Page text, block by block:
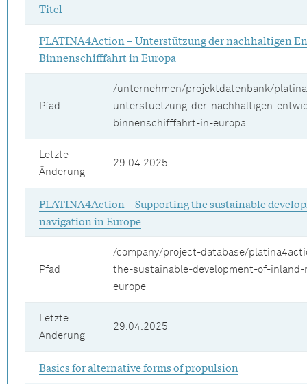
Titel
PLATINA4Action – Unterstützung der nachhaltigen
Binnenschifffahrt in Europa
Pfad
/unternehmen/projektdatenbank/
unterstuetzung-der-nachhaltigen-
binnenschifffahrt-in-europa
Letzte
Änderung
29.04.2025
PLATINA4Action – Supporting the sustainable
navigation in Europe
Pfad
/company/project-database/
the-sustainable-development-of-inland-
europe
Letzte
Änderung
29.04.2025
Basics for alternative forms of propulsion